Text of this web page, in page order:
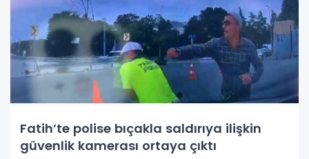
Fatih’te polise bıçakla saldırıya ilişkin
güvenlik kamerası ortaya çıktı